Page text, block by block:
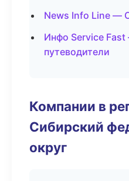
News Info Line —
Инфо Service
путеводители
Компании в
Сибирский
округ